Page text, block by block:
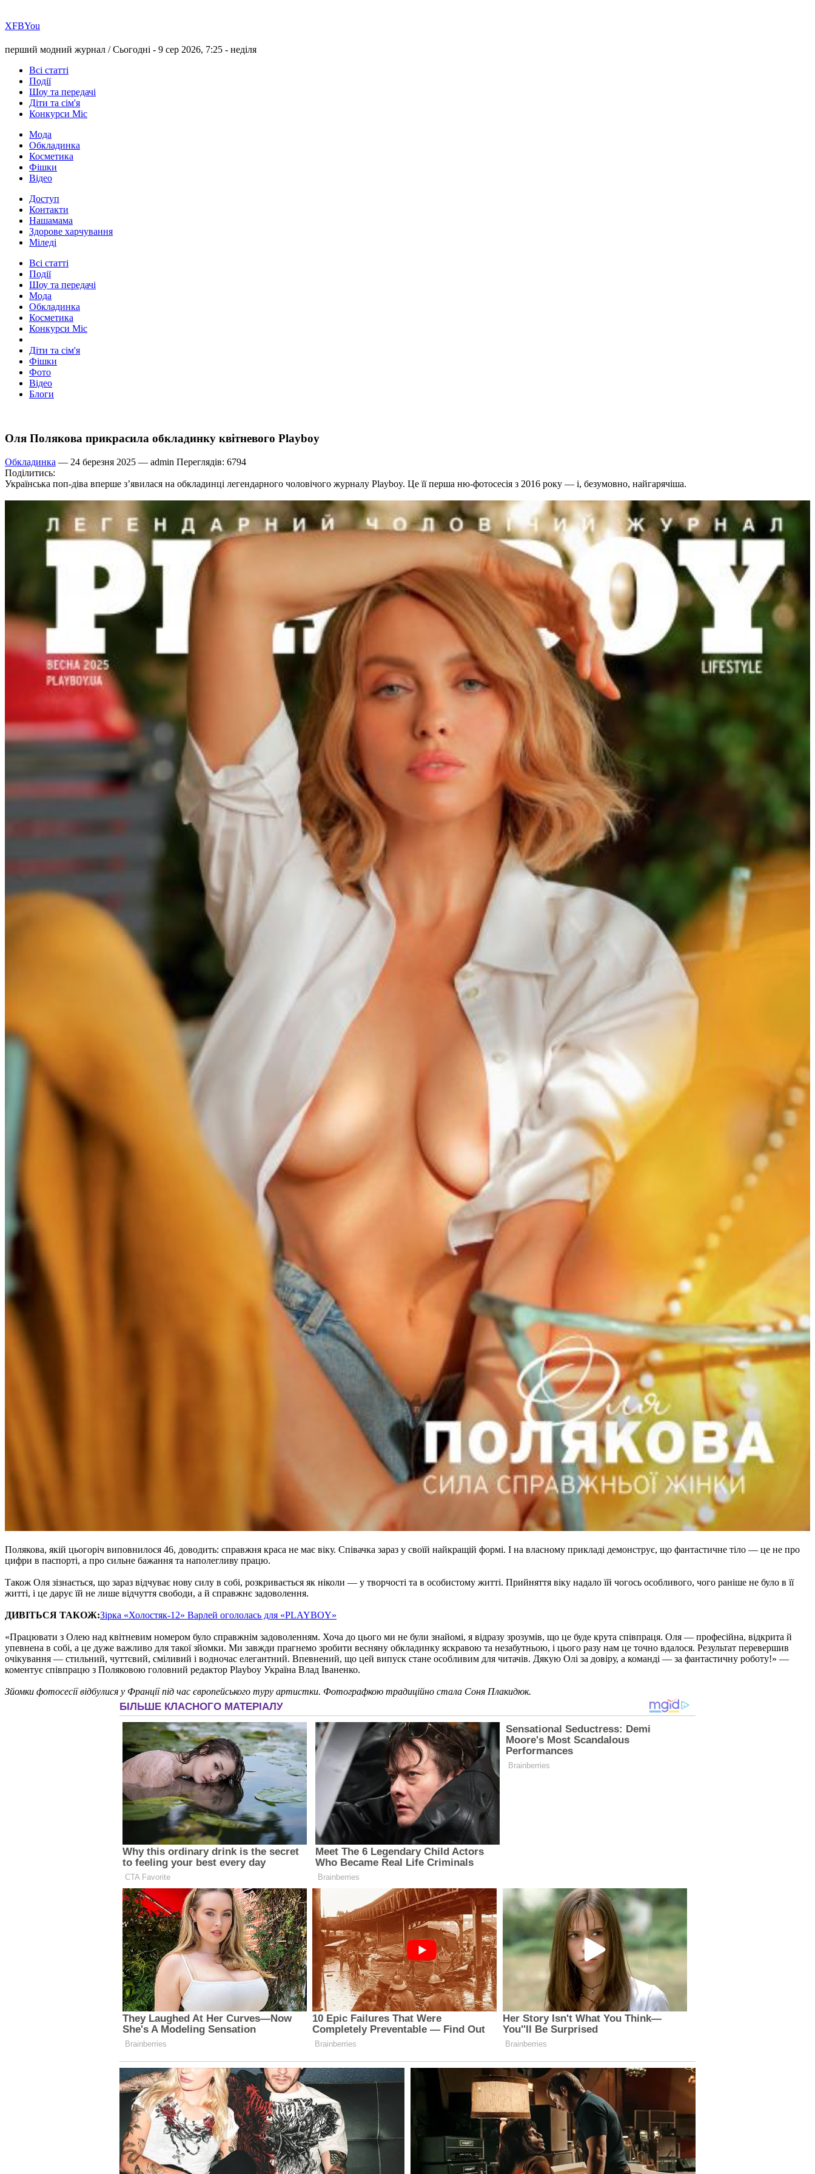
ХFBYou
перший модний журнал /Сьогодні - 9 сер 2026, 7:25 - неділя
Всі статті
Події
Шоу та передачі
Діти та сім'я
Конкурси Міс
Мода
Обкладинка
Косметика
Фішки
Відео
Доступ
Контакти
Нашамама
Здорове харчування
Міледі
Всі статті
Події
Шоу та передачі
Мода
Обкладинка
Косметика
Конкурси Міс
Діти та сім'я
Фішки
Фото
Відео
Блоги
Оля Полякова прикрасила обкладинку квітневого Playboy
Обкладинка — 24 березня 2025 — admin Переглядів: 6794
Поділитись:
Українська поп-діва вперше з’явилася на обкладинці легендарного чоловічого журналу Playboy. Це її перша ню-фотосесія з 2016 року — і, безумовно, найгарячіша.
Полякова, якій цьогоріч виповнилося 46, доводить: справжня краса не має віку. Співачка зараз у своїй найкращій формі. І на власному прикладі демонструє, що фантастичне тіло — це не про
цифри в паспорті, а про сильне бажання та наполегливу працю.
Також Оля зізнається, що зараз відчуває нову силу в собі, розкривається як ніколи — у творчості та в особистому житті. Прийняття віку надало їй чогось особливого, чого раніше не було в її
житті, і це дарує їй не лише відчуття свободи, а й справжнє задоволення.
ДИВІТЬСЯ ТАКОЖ:Зірка «Холостяк-12» Варлей огололась для «PLAYBOY»
«Працювати з Олею над квітневим номером було справжнім задоволенням. Хоча до цього ми не були знайомі, я відразу зрозумів, що це буде крута співпраця. Оля — професійна, відкрита й
упевнена в собі, а це дуже важливо для такої зйомки. Ми завжди прагнемо зробити весняну обкладинку яскравою та незабутньою, і цього разу нам це точно вдалося. Результат перевершив
очікування — стильний, чуттєвий, сміливий і водночас елегантний. Впевнений, що цей випуск стане особливим для читачів. Дякую Олі за довіру, а команді — за фантастичну роботу!» —
коментує співпрацю з Поляковою головний редактор Playboy Україна Влад Іваненко.
Зйомки фотосесії відбулися у Франції під час європейського туру артистки. Фотографкою традиційно стала Соня Плакидюк.